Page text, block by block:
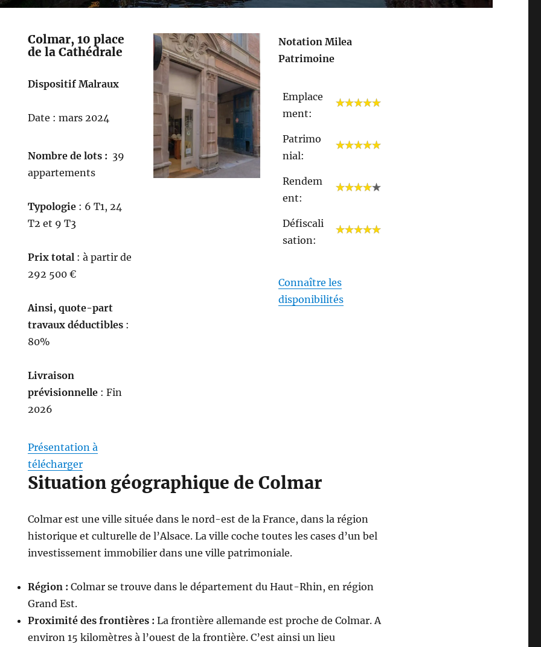
Colmar, 10 place
de la Cathédrale
Dispositif Malraux
Date : mars 2024
Nombre de lots : 39
appartements
Typologie : 6 T1, 24
T2 et 9 T3
Prix total : à partir de
292 500 €
Ainsi, quote-part
travaux déductibles :
80%
Livraison
prévisionnelle : Fin
2026
Présentation à
télécharger
Notation Milea
Patrimoine
Emplace
ment:
Patrimo
nial:
Rendem
ent:
Défiscali
sation:
Connaître les
disponibilités
Situation géographique de Colmar
Colmar est une ville située dans le nord-est de la France, dans la région
historique et culturelle de l’Alsace. La ville coche toutes les cases d’un bel
investissement immobilier dans une ville patrimoniale.
Région : Colmar se trouve dans le département du Haut-Rhin, en région
Grand Est.
Proximité des frontières : La frontière allemande est proche de Colmar. A
environ 15 kilomètres à l’ouest de la frontière. C’est ainsi un lieu